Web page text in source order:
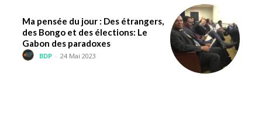
Ma pensée du jour : Des étrangers,
des Bongo et des élections: Le
Gabon des paradoxes
BDP - 24 Mai 2023